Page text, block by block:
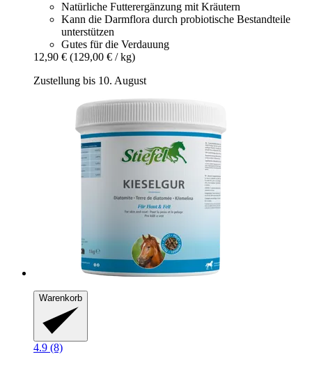
Natürliche Futterergänzung mit Kräutern
Kann die Darmflora durch probiotische Bestandteile
unterstützen
Gutes für die Verdauung
12,90 € (129,00 € / kg)
Zustellung bis 10. August
Warenkorb
4.9 (8)